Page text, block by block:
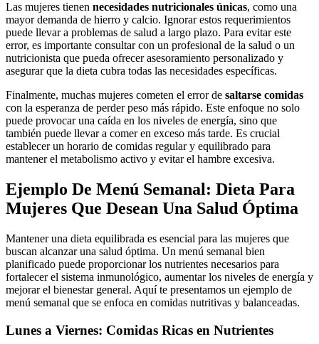
Las mujeres tienen necesidades nutricionales únicas, como una
mayor demanda de hierro y calcio. Ignorar estos requerimientos
puede llevar a problemas de salud a largo plazo. Para evitar este
error, es importante consultar con un profesional de la salud o un
nutricionista que pueda ofrecer asesoramiento personalizado y
asegurar que la dieta cubra todas las necesidades específicas.
Finalmente, muchas mujeres cometen el error de saltarse comidas
con la esperanza de perder peso más rápido. Este enfoque no solo
puede provocar una caída en los niveles de energía, sino que
también puede llevar a comer en exceso más tarde. Es crucial
establecer un horario de comidas regular y equilibrado para
mantener el metabolismo activo y evitar el hambre excesiva.
Ejemplo De Menú Semanal: Dieta Para
Mujeres Que Desean Una Salud Óptima
Mantener una dieta equilibrada es esencial para las mujeres que
buscan alcanzar una salud óptima. Un menú semanal bien
planificado puede proporcionar los nutrientes necesarios para
fortalecer el sistema inmunológico, aumentar los niveles de energía y
mejorar el bienestar general. Aquí te presentamos un ejemplo de
menú semanal que se enfoca en comidas nutritivas y balanceadas.
Lunes a Viernes: Comidas Ricas en Nutrientes